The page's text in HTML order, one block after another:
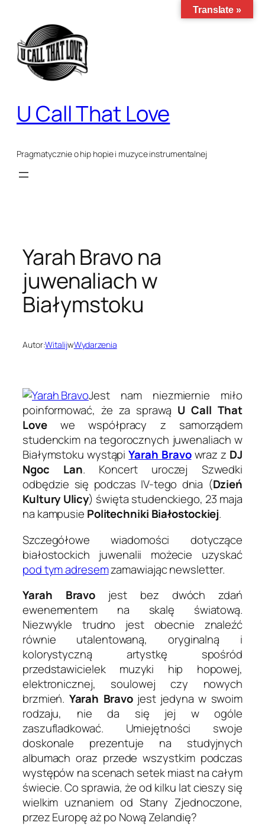
treści
U Call That Love
Pragmatycznie o hip hopie i muzyce instrumentalnej
Yarah Bravo na
juwenaliach w
Białymstoku
Autor:WitalijwWydarzenia
Jest nam niezmiernie miło
poinformować, że za sprawą U Call That
Lovewe współpracy z samorządem
studenckim na tegorocznych juwenaliach w
Białymstoku wystąpiYarah Bravowraz z DJ
Ngoc Lan. Koncert uroczej Szwedki
odbędzie się podczas IV-tego dnia (Dzień
Kultury Ulicy) święta studenckiego, 23 maja
na kampusie Politechniki Białostockiej.
Szczegółowe wiadomości dotyczące
białostockich juwenalii możecie uzyskać
pod tym adresemzamawiając newsletter.
Yarah Bravo jest bez dwóch zdań
ewenementem na skalę światową.
Niezwykle trudno jest obecnie znaleźć
równie utalentowaną, oryginalną i
kolorystyczną artystkę spośród
przedstawicielek muzyki hip hopowej,
elektronicznej, soulowej czy nowych
brzmień. Yarah Bravo jest jedyna w swoim
rodzaju, nie da się jej w ogóle
zaszufladkować. Umiejętności swoje
doskonale prezentuje na studyjnych
albumach oraz przede wszystkim podczas
występów na scenach setek miast na całym
świecie. Co sprawia, że od kilku lat cieszy się
wielkim uznaniem od Stany Zjednoczone,
przez Europę aż po Nową Zelandię?
Translate »